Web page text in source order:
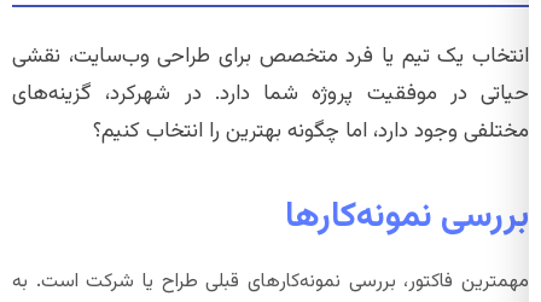
انتخاب یک تیم یا فرد متخصص برای طراحی وب‌سایت، نقشی
حیاتی در موفقیت پروژه شما دارد. در شهرکرد، گزینه‌های
مختلفی وجود دارد، اما چگونه بهترین را انتخاب کنیم؟
بررسی نمونه‌کارها
مهمترین فاکتور، بررسی نمونه‌کارهای قبلی طراح یا شرکت است. به